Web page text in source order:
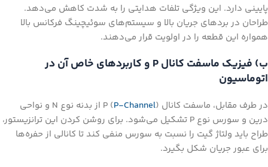
پایینی دارد. این ویژگی تلفات هدایتی را به شدت کاهش می‌دهد.
طراحان در بردهای جریان بالا و سیستم‌های سوئیچینگ فرکانس بالا
همواره این قطعه را در اولویت قرار می‌دهند.
ب) فیزیک ماسفت کانال P و کاربردهای خاص آن در
اتوماسیون
در طرف مقابل، ماسفت کانال P ( P-Channel
) از بدنه نوع N و نواحی
درین و سورس نوع P تشکیل می‌شود. برای روشن کردن این ترانزیستور،
طراح باید ولتاژ گیت را نسبت به سورس منفی کند تا کانالی از حفره‌ها
برای عبور جریان شکل بگیرد.